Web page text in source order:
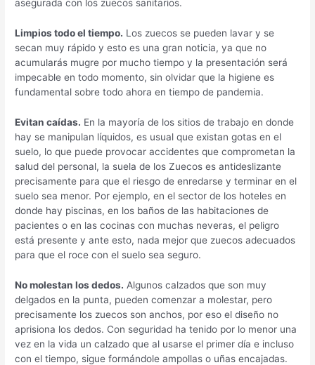
asegurada con los zuecos sanitarios.
Limpios todo el tiempo. Los zuecos se pueden lavar y se
secan muy rápido y esto es una gran noticia, ya que no
acumularás mugre por mucho tiempo y la presentación será
impecable en todo momento, sin olvidar que la higiene es
fundamental sobre todo ahora en tiempo de pandemia.
Evitan caídas. En la mayoría de los sitios de trabajo en donde
hay se manipulan líquidos, es usual que existan gotas en el
suelo, lo que puede provocar accidentes que comprometan la
salud del personal, la suela de los Zuecos es antideslizante
precisamente para que el riesgo de enredarse y terminar en el
suelo sea menor. Por ejemplo, en el sector de los hoteles en
donde hay piscinas, en los baños de las habitaciones de
pacientes o en las cocinas con muchas neveras, el peligro
está presente y ante esto, nada mejor que zuecos adecuados
para que el roce con el suelo sea seguro.
No molestan los dedos. Algunos calzados que son muy
delgados en la punta, pueden comenzar a molestar, pero
precisamente los zuecos son anchos, por eso el diseño no
aprisiona los dedos. Con seguridad ha tenido por lo menor una
vez en la vida un calzado que al usarse el primer día e incluso
con el tiempo, sigue formándole ampollas o uñas encajadas.